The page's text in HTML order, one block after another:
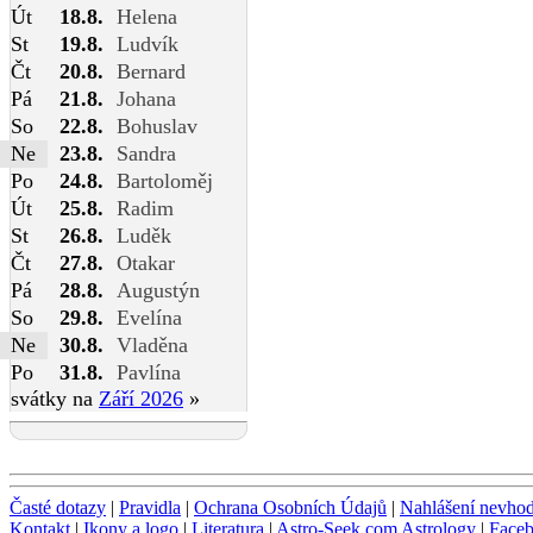
Út
18.8. Helena
St
19.8. Ludvík
Čt
20.8. Bernard
Pá
21.8. Johana
So
22.8. Bohuslav
Ne
23.8.
Sandra
Po
24.8. Bartoloměj
Út
25.8. Radim
St
26.8. Luděk
Čt
27.8. Otakar
Pá
28.8.
Augustýn
So
29.8. Evelína
Ne
30.8. Vladěna
Po
31.8. Pavlína
svátky na Září 2026 »
Časté dotazy | Pravidla | Ochrana Osobních Údajů | Nahlášení
Kontakt | Ikony a logo | Literatura | Astro-Seek.com Astrology |